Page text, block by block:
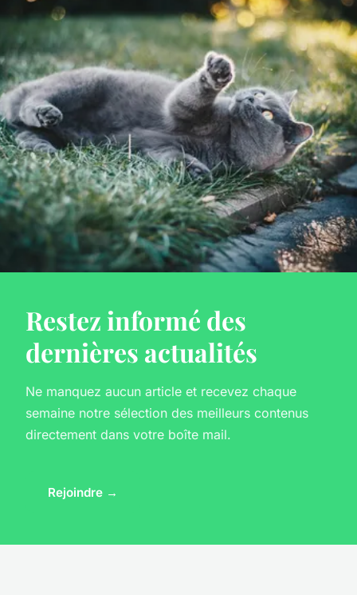
Restez informé des
dernières actualités
Ne manquez aucun article et recevez chaque
semaine notre sélection des meilleurs contenus
directement dans votre boîte mail.
Rejoindre →